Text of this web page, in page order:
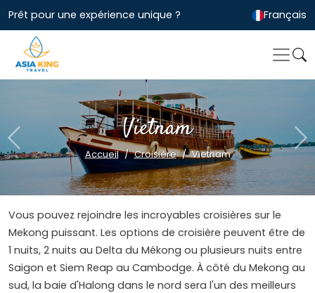
Prêt pour une expérience unique ? Français
Vietnam
Accueil Croisière Vietnam
Previous
Vous pouvez rejoindre les incroyables croisières sur le
Mekong puissant. Les options de croisière peuvent être de
1 nuits, 2 nuits au Delta du Mékong ou plusieurs nuits entre
Saigon et Siem Reap au Cambodge. À côté du Mekong au
sud, la baie d'Halong dans le nord sera l'un des meilleurs